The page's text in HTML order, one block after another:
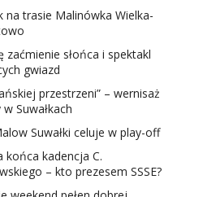
na trasie Malinówka Wielka-
zaćmienie słońca i spektakl
gwiazd
przestrzeni” – wernisaż
Suwałkach
Suwałki celuje w play-off
końca kadencja C.
– kto prezesem SSSE?